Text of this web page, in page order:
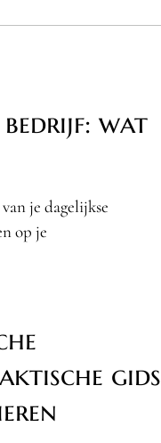
bedrijf: wat
je dagelijkse
op je
gids